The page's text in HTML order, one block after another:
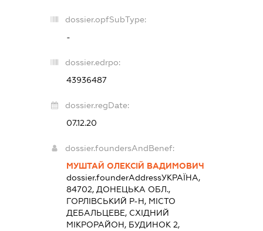
dossier.opfSubType:
-
dossier.edrpo:
43936487
dossier.regDate:
07.12.20
dossier.foundersAndBenef:
МУШТАЙ ОЛЕКСІЙ ВАДИМОВИЧ
dossier.founderAddressУКРАЇНА,
84702, ДОНЕЦЬКА ОБЛ.,
ГОРЛІВСЬКИЙ Р-Н, МІСТО
ДЕБАЛЬЦЕВЕ, СХІДНИЙ
МІКРОРАЙОН, БУДИНОК 2,